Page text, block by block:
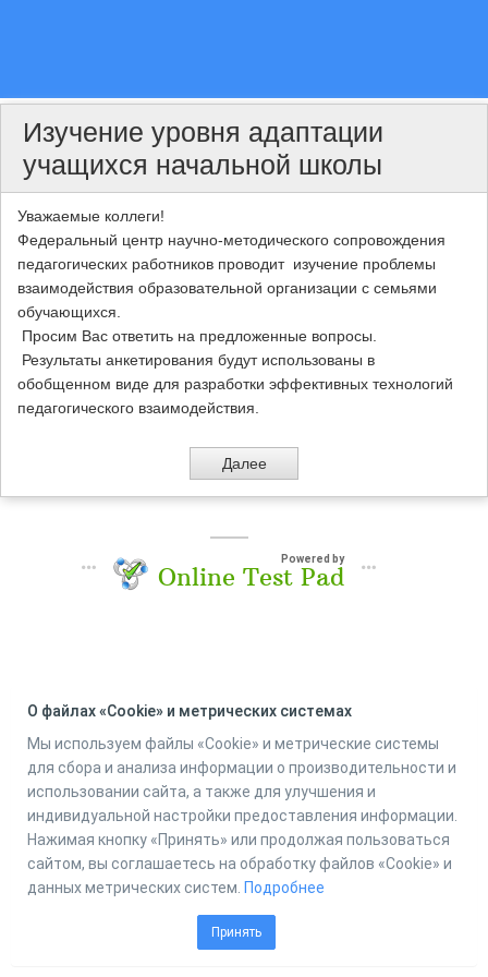
Изучение уровня адаптации
учащихся начальной школы
Уважаемые коллеги!
Федеральный центр научно-методического сопровождения
педагогических работников проводит изучение проблемы
взаимодействия образовательной организации с семьями
обучающихся.
Просим Вас ответить на предложенные вопросы.
Результаты анкетирования будут использованы в
обобщенном виде для разработки эффективных технологий
педагогического взаимодействия.
Powered by
Online Test Pad
О файлах «Cookie» и метрических системах
Мы используем файлы «Cookie» и метрические системы
для сбора и анализа информации о производительности и
использовании сайта, а также для улучшения и
индивидуальной настройки предоставления информации.
Нажимая кнопку «Принять» или продолжая пользоваться
сайтом, вы соглашаетесь на обработку файлов «Cookie» и
данных метрических систем. Подробнее
Принять